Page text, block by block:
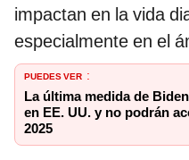
impactan en la vida
especialmente en el
PUEDES VER :
La última medida de
en EE. UU. y no podrán
2025